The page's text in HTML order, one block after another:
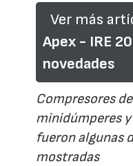
Ver más
Apex - IRE
novedades
Compresores
minidúmperes
fueron algunas
mostradas